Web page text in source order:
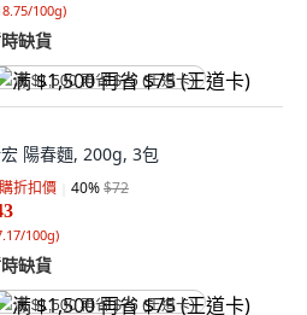
100g)
缺貨
满 $1,500 再省 $75 (王道卡)
陽春麵, 200g, 3包
折扣價 40%$72
100g)
缺貨
满 $1,500 再省 $75 (王道卡)